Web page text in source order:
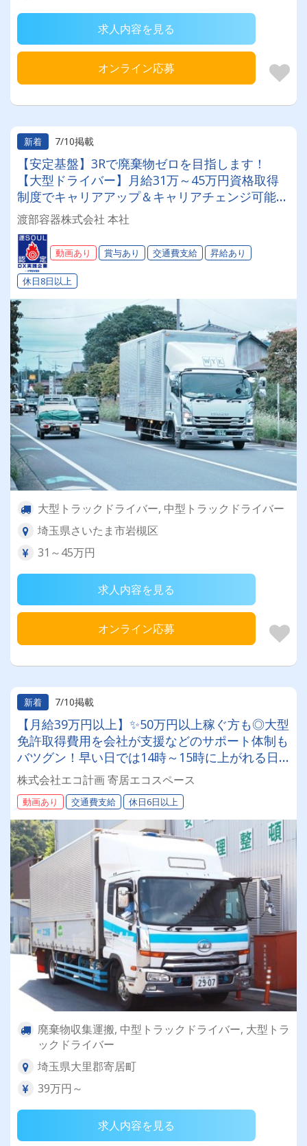
求人内容を見る
オンライン応募
新着 7/10掲載
【安定基盤】3Rで廃棄物ゼロを目指します！
【大型ドライバー】月給31万～45万円資格取得
制度でキャリアアップ＆キャリアチェンジ可能
◎★土日休み★年間休日114日★大型連休あり★
＃賞与＃昇給＃1日体験OK
渡部容器株式会社 本社
動画あり 賞与あり 交通費支給 昇給あり
休日8日以上
大型トラックドライバー, 中型トラックドライバー
埼玉県さいたま市岩槻区
31～45万円
求人内容を見る
オンライン応募
新着 7/10掲載
【月給39万円以上】✨50万円以上稼ぐ方も◎大型
免許取得費用を会社が支援などのサポート体制も
バツグン！早い日では14時～15時に上がれる日
も♪産業廃棄物回収ドライバー募集！
株式会社エコ計画 寄居エコスペース
動画あり 交通費支給 休日6日以上
廃棄物収集運搬, 中型トラックドライバー, 大型トラ
ックドライバー
埼玉県大里郡寄居町
39万円～
求人内容を見る